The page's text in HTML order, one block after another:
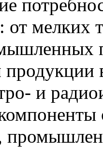
от мелких
продукции
и